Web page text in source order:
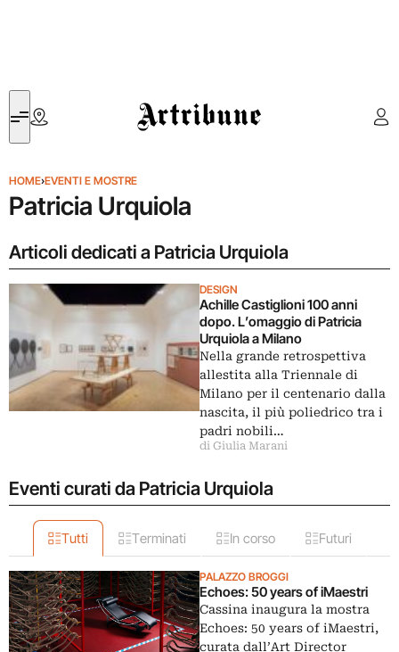
Artribune
HOME›EVENTI E MOSTRE
Patricia Urquiola
Articoli dedicati a Patricia Urquiola
DESIGN
Achille Castiglioni 100 anni
dopo. L’omaggio di Patricia
Urquiola a Milano
Nella grande retrospettiva
allestita alla Triennale di
Milano per il centenario dalla
nascita, il più poliedrico tra i
padri nobili…
di Giulia Marani
Eventi curati da Patricia Urquiola
Tutti Terminati In corso Futuri
PALAZZO BROGGI
Echoes: 50 years of iMaestri
Cassina inaugura la mostra
Echoes: 50 years of iMaestri,
curata dall’Art Director